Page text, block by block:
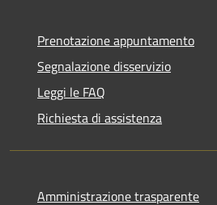
Prenotazione appuntamento
Segnalazione disservizio
Leggi le FAQ
Richiesta di assistenza
Amministrazione trasparente